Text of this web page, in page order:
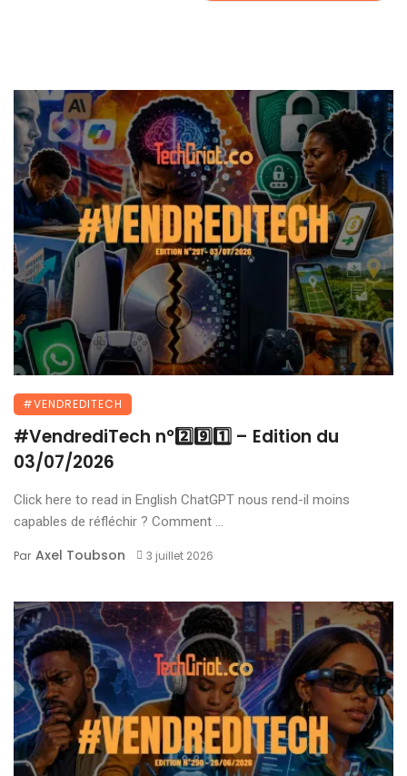
#VENDREDITECH
#VendrediTech n°2️⃣9️⃣1️⃣ – Edition du
03/07/2026
Click here to read in English ChatGPT nous rend-il moins
capables de réfléchir ? Comment ...
Par Axel Toubson 3 juillet 2026